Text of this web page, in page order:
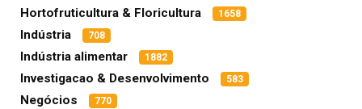
Hortofruticultura & Floricultura 1658
Indústria 708
Indústria alimentar 1882
Investigacao & Desenvolvimento 583
Negócios 770